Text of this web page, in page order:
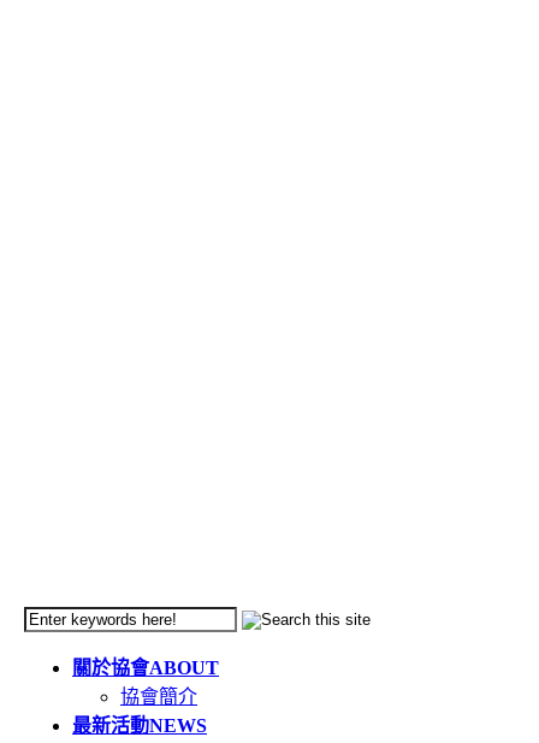
關於協會ABOUT
協會簡介
最新活動NEWS